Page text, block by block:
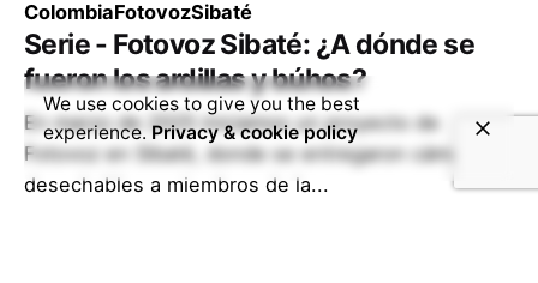
ColombiaFotovozSibaté
Serie - Fotovoz Sibaté: ¿A dónde se
fueron los ardillas y búhos?
En marzo de 2025 iniciamos un proyecto de
Fotovoz en Sibaté, donde se entregaron cámaras
desechables a miembros de la...
We use cookies to give you the best
experience.Privacy & cookie policy